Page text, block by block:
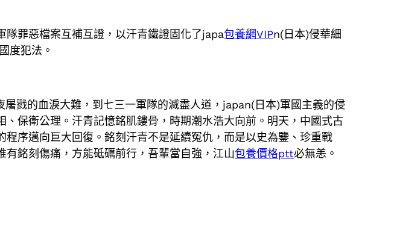
隊罪惡檔案互補互證，以汗青鐵證固化了japa包養網VIPn(日本)侵華細
度犯法。
戮的血淚大難，到七三一軍隊的滅盡人道，japan(日本)軍國主義的侵
、保衛公理。汗青記憶銘肌鏤骨，時期潮水浩大向前。明天，中國式古
序邁向巨大回復。銘刻汗青不是延續冤仇，而是以史為鑒、珍重戰
有銘刻傷痛，方能砥礪前行，吾輩當自強，江山包養價格ptt必無恙。